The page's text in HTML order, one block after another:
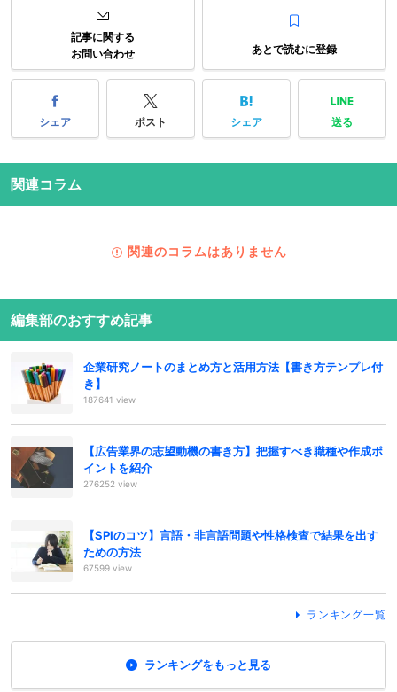
記事に関する
お問い合わせ
あとで読むに登録
シェア ポスト シェア 送る
関連コラム
関連のコラムはありません
編集部のおすすめ記事
企業研究ノートのまとめ方と活用方法【書き方テンプレ付
き】
187641 view
【広告業界の志望動機の書き方】把握すべき職種や作成ポ
イントを紹介
276252 view
【SPIのコツ】言語・非言語問題や性格検査で結果を出す
ための方法
67599 view
ランキング一覧
ランキングをもっと見る